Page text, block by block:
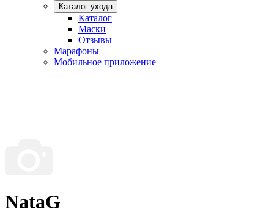
Каталог ухода
Каталог
Маски
Отзывы
Марафоны
Мобильное приложение
NataG